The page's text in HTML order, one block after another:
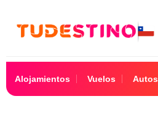
Alojamientos Vuelos Autos